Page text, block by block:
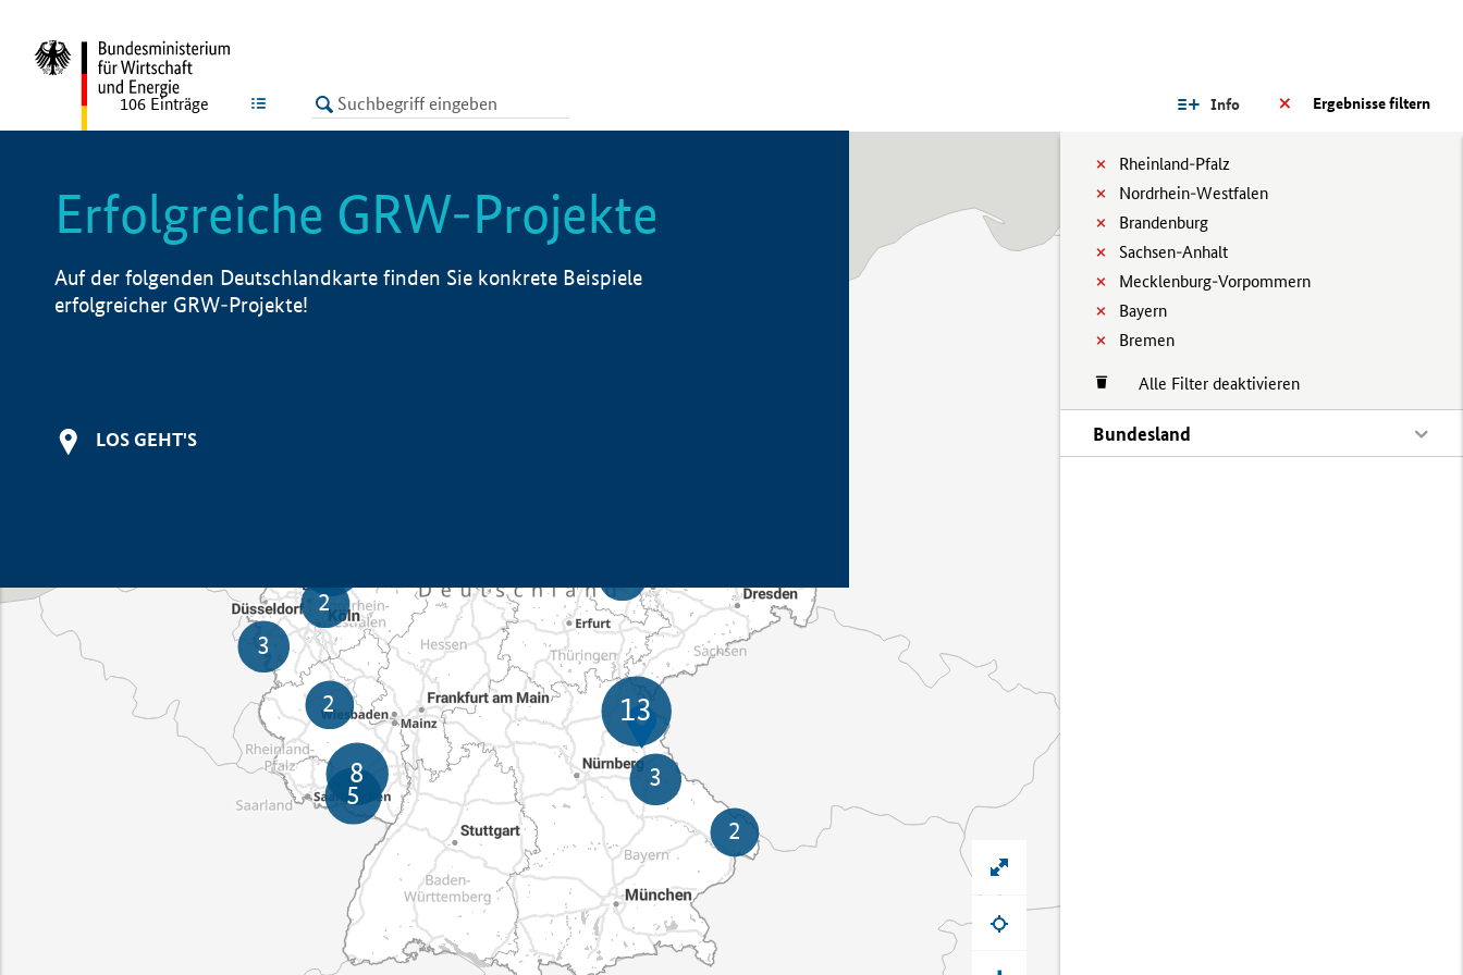
LISTE Ergebnisse filtern
Info
Rheinland-Pfalz
Nordrhein-Westfalen
Brandenburg
Sachsen-Anhalt
Mecklenburg-Vorpommern
Bayern
Bremen
Alle Filter deaktivieren
Bundesland
106 Einträge
Erfolgreiche GRW-Projekte
Auf der folgenden Deutschlandkarte finden Sie konkrete Beispiele
erfolgreicher GRW-Projekte!
LOS GEHT'S